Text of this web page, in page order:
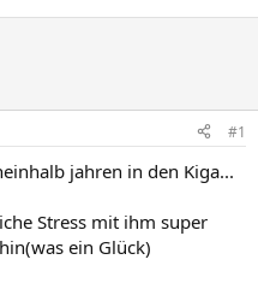
#1
jahren in den Kiga...
Stress mit ihm super
ein Glück)